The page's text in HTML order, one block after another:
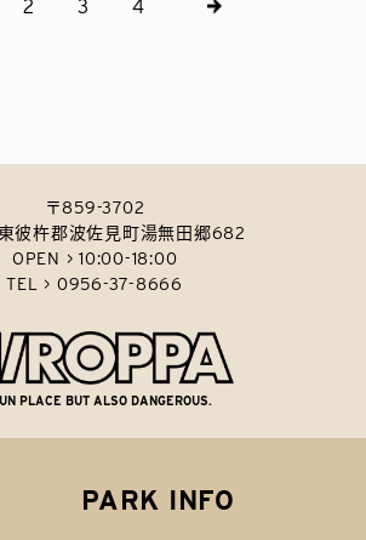
2 3 4
〒859-3702
彼杵郡波佐見町湯無田郷682
OPEN > 10:00-18:00
TEL > 0956-37-8666
PLACE BUT ALSO DANGEROUS.
PARK INFO